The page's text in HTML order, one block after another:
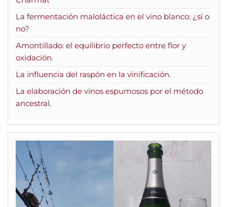
La fermentación maloláctica en el vino blanco: ¿sí o
no?
Amontillado: el equilibrio perfecto entre flor y
oxidación.
La influencia del raspón en la vinificación.
La elaboración de vinos espumosos por el método
ancestral.